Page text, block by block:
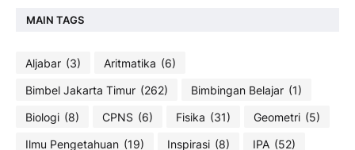
MAIN TAGS
Aljabar (3) Aritmatika (6)
Bimbel Jakarta Timur (262) Bimbingan Belajar (1)
Biologi (8) CPNS (6) Fisika (31) Geometri (5)
Ilmu Pengetahuan (19) Inspirasi (8) IPA (52)